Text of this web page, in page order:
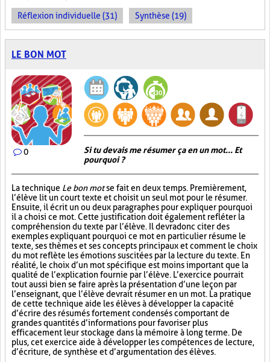
Réflexion individuelle (31) Synthèse (19)
LE BON MOT
0
Si tu devais me résumer ça en un mot... Et
pourquoi ?
La technique Le bon motse fait en deux temps. Premièrement,
l’élève lit un court texte et choisit un seul mot pour le résumer.
Ensuite, il écrit un ou deux paragraphes pour expliquer pourquoi
il a choisi ce mot. Cette justification doit également refléter la
compréhension du texte par l’élève. Il devra donc citer des
exemples expliquant pourquoi ce mot en particulier résume le
texte, ses thèmes et ses concepts principaux et comment le choix
du mot reflète les émotions suscitées par la lecture du texte. En
réalité, le choix d’un mot spécifique est moins important que la
qualité de l’explication fournie par l’élève. L’exercice pourrait
tout aussi bien se faire après la présentation d’une leçon par
l’enseignant, que l’élève devrait résumer en un mot. La pratique
de cette technique aide les élèves à développer la capacité
d’écrire des résumés fortement condensés comportant de
grandes quantités d’informations pour favoriser plus
efficacement leur stockage dans la mémoire à long terme. De
plus, cet exercice aide à développer les compétences de lecture,
d’écriture, de synthèse et d’argumentation des élèves.